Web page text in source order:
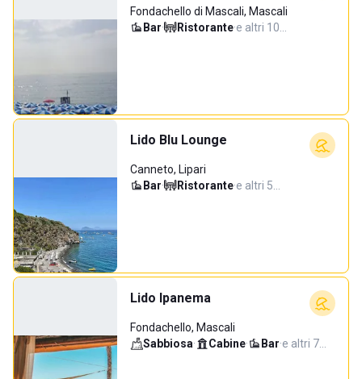
Fondachello di Mascali, Mascali
Bar· Ristorante·e altri 10…
Lido Blu Lounge
Canneto, Lipari
Bar· Ristorante·e altri 5…
Lido Ipanema
Fondachello, Mascali
Sabbiosa· Cabine· Bar·e altri 7…